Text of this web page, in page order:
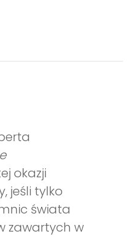
okazji
jeśli tylko
świata
zawartych w